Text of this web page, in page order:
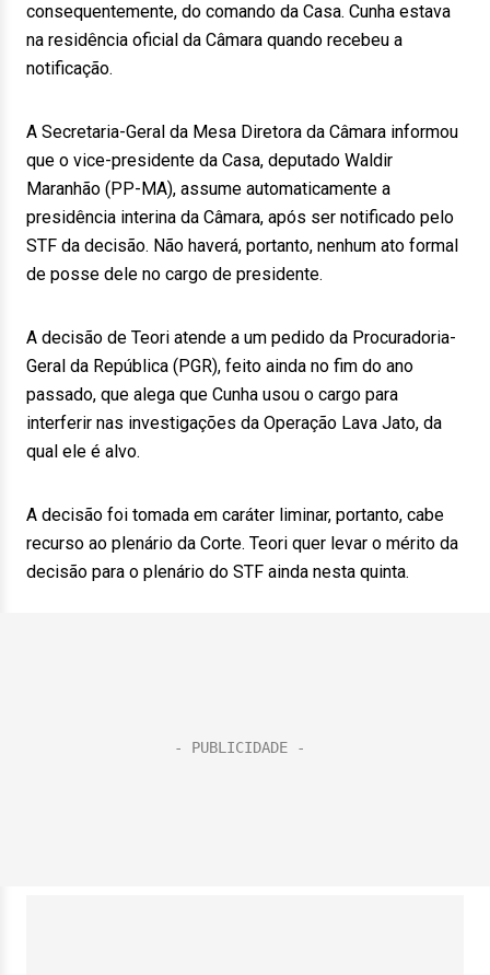
consequentemente, do comando da Casa. Cunha estava
na residência oficial da Câmara quando recebeu a
notificação.
A Secretaria-Geral da Mesa Diretora da Câmara informou
que o vice-presidente da Casa, deputado Waldir
Maranhão (PP-MA), assume automaticamente a
presidência interina da Câmara, após ser notificado pelo
STF da decisão. Não haverá, portanto, nenhum ato formal
de posse dele no cargo de presidente.
A decisão de Teori atende a um pedido da Procuradoria-
Geral da República (PGR), feito ainda no fim do ano
passado, que alega que Cunha usou o cargo para
interferir nas investigações da Operação Lava Jato, da
qual ele é alvo.
A decisão foi tomada em caráter liminar, portanto, cabe
recurso ao plenário da Corte. Teori quer levar o mérito da
decisão para o plenário do STF ainda nesta quinta.